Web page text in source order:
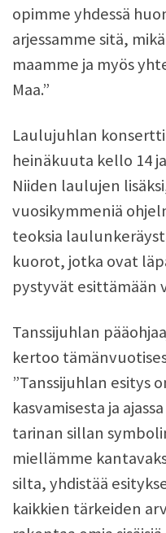
opimme yhdessä
arjessamme sitä,
maamme ja myös
Maa.”
Laulujuhlan
heinäkuuta kello 14
Niiden laulujen
vuosikymmeniä
teoksia
kuorot, jotka ovat
pystyvät esittämään
Tanssijuhlan
kertoo
”Tanssijuhlan esitys
kasvamisesta ja
tarinan sillan
miellämme
silta, yhdistää
kaikkien tärkeiden